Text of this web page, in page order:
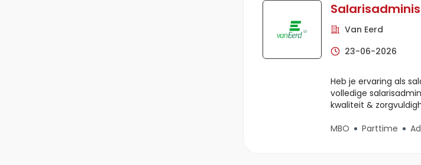
Van Eerd
23-06-2026
Heb je ervaring als
volledige
kwaliteit &
MBO
Parttime